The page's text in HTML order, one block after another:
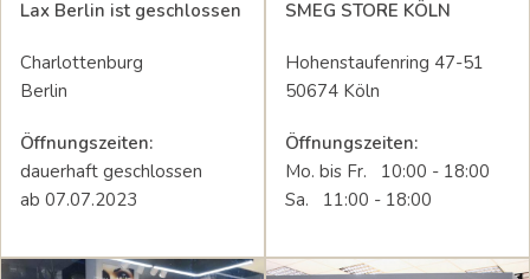
Lax Berlin ist geschlossen
Charlottenburg
Berlin
Öffnungszeiten:
dauerhaft geschlossen
ab 07.07.2023
SMEG STORE KÖLN
Hohenstaufenring 47-51
50674 Köln
Öffnungszeiten:
Mo. bis Fr. 10:00 - 18:00
Sa. 11:00 - 18:00